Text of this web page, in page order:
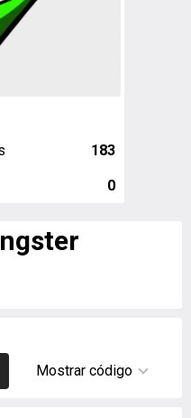
183
0
Mostrar código